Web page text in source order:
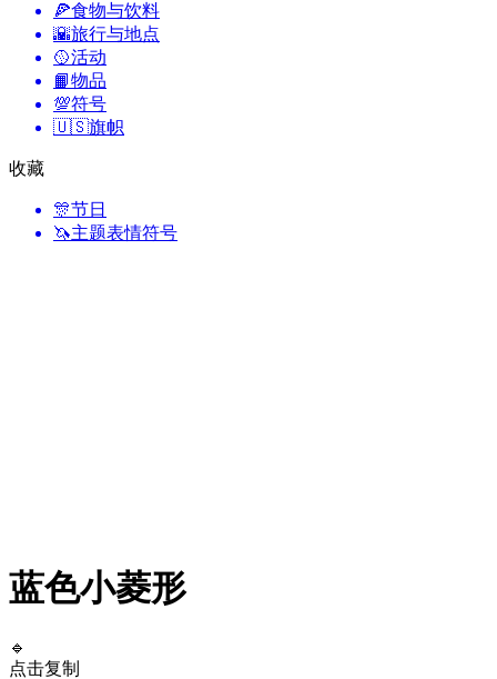
🍕食物与饮料
🌇旅行与地点
🥎活动
📙物品
💯符号
🇺🇸旗帜
收藏
🎊节日
🦄主题表情符号
蓝色小菱形
🔹
点击复制